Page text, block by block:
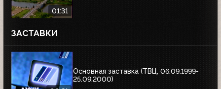
01:31
ЗАСТАВКИ
Основная заставка (ТВЦ, 06.09.1999-
25.09.2000)